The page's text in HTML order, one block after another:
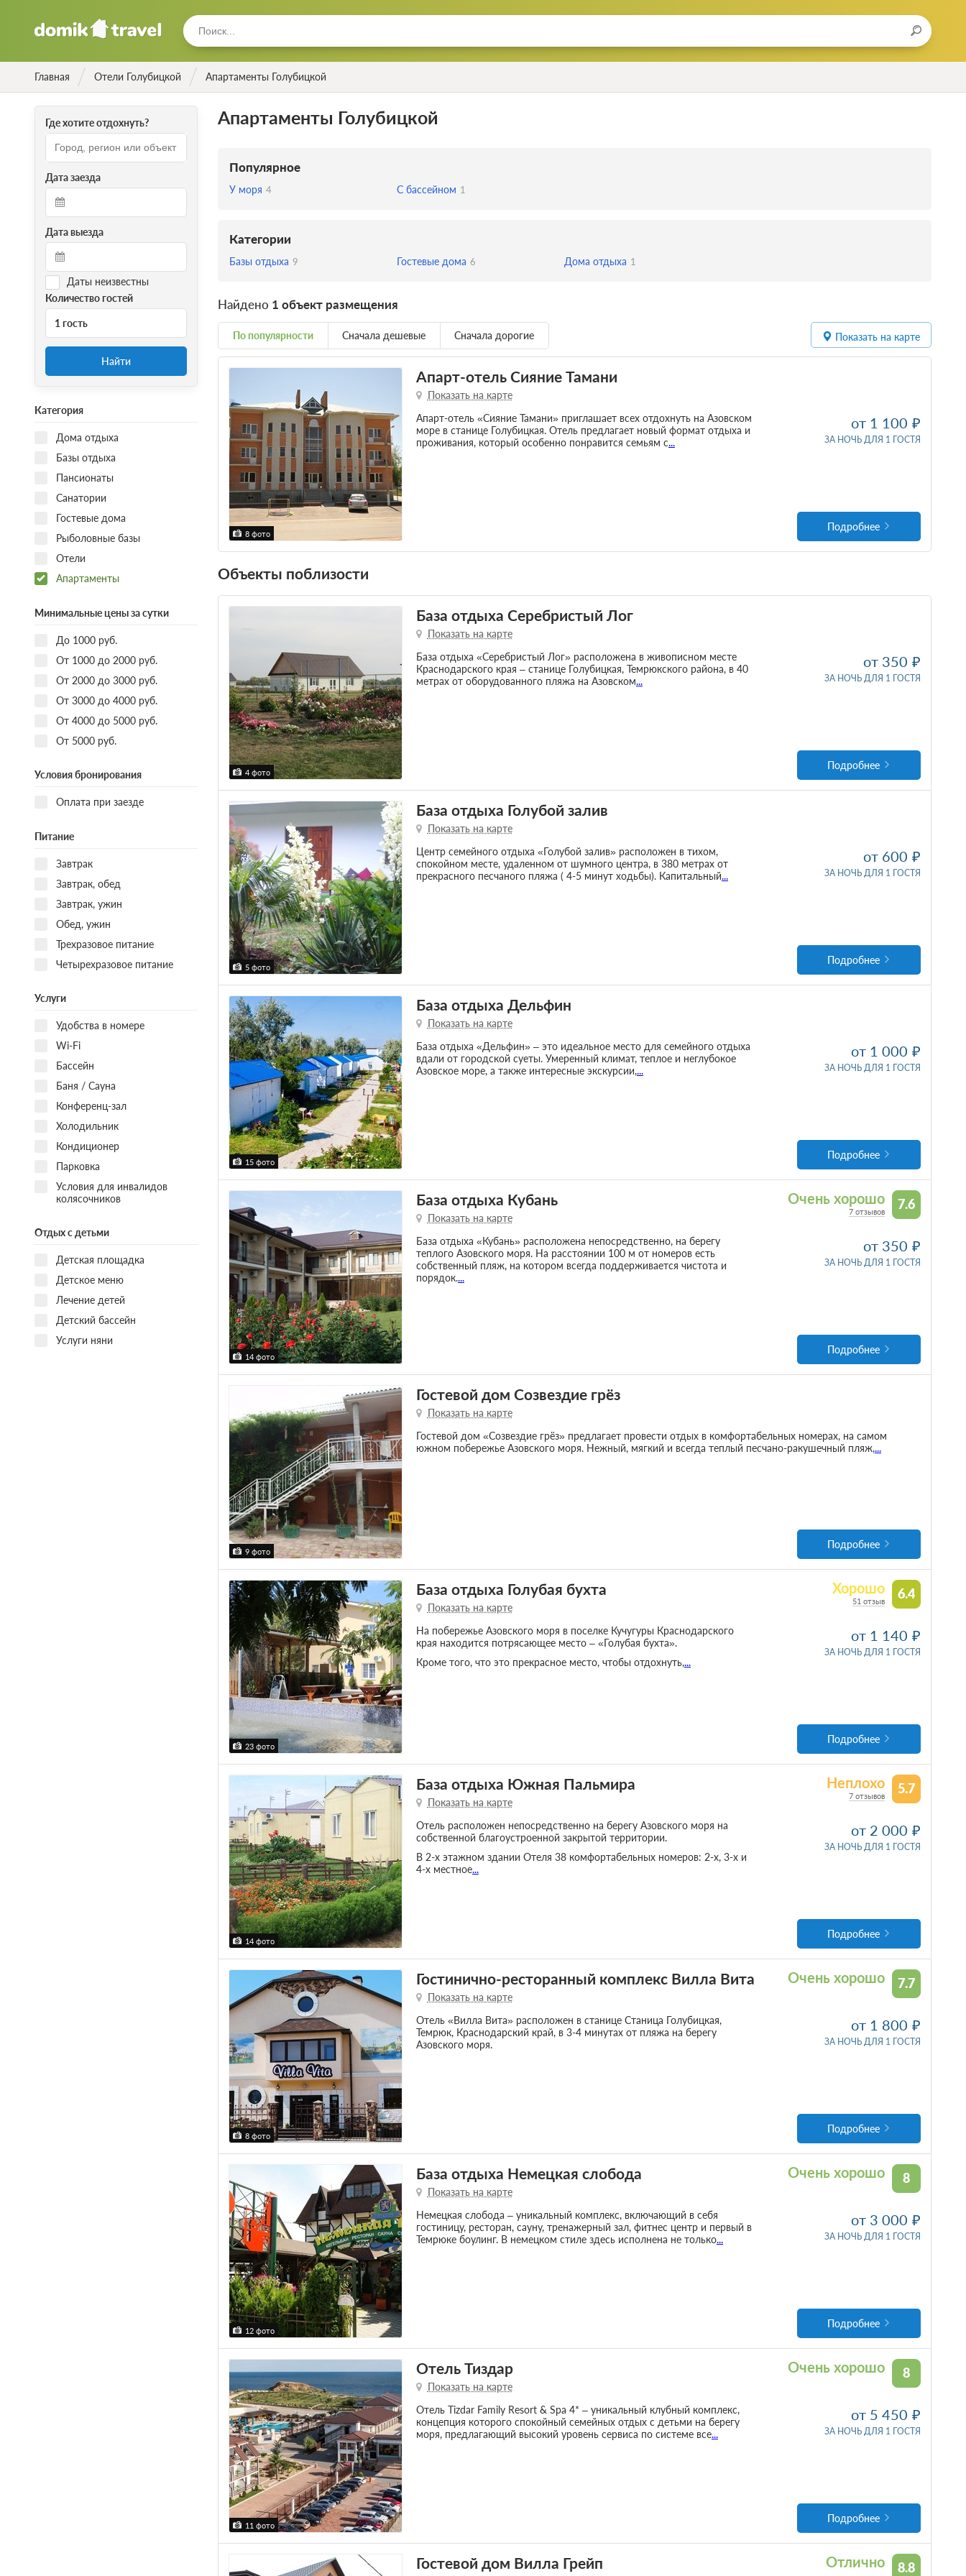
Главная Отели Голубицкой Апартаменты Голубицкой
Где хотите отдохнуть?
Дата заезда
Дата выезда
Даты неизвестны
Количество гостей
1 гость
Найти
Категория
Дома отдыха
Базы отдыха
Пансионаты
Санатории
Гостевые дома
Рыболовные базы
Отели
Апартаменты
Минимальные цены за сутки
До 1000 руб.
От 1000 до 2000 руб.
От 2000 до 3000 руб.
От 3000 до 4000 руб.
От 4000 до 5000 руб.
От 5000 руб.
Условия бронирования
Оплата при заезде
Питание
Завтрак
Завтрак, обед
Завтрак, ужин
Обед, ужин
Трехразовое питание
Четырехразовое питание
Услуги
Удобства в номере
Wi-Fi
Бассейн
Баня / Сауна
Конференц-зал
Холодильник
Кондиционер
Парковка
Условия для инвалидов
колясочников
Отдых с детьми
Детская площадка
Детское меню
Лечение детей
Детский бассейн
Услуги няни
Апартаменты Голубицкой
Популярное
У моря 4 С бассейном 1
Категории
Базы отдыха 9 Гостевые дома 6 Дома отдыха 1
Найдено 1 объект размещения
По популярности Сначала дешевые Сначала дорогие Показать на карте
8 фото
Апарт-отель Сияние Тамани
Показать на карте
Апарт-отель «Сияние Тамани» приглашает всех отдохнуть на Азовском
море в станице Голубицкая. Отель предлагает новый формат отдыха и
проживания, который особенно понравится семьям с...
от 1 100
ЗА НОЧЬ ДЛЯ 1 ГОСТЯ
Подробнее
Объекты поблизости
4 фото
База отдыха Серебристый Лог
Показать на карте
База отдыха «Серебристый Лог» расположена в живописном месте
Краснодарского края – станице Голубицкая, Темрюкского района, в 40
метрах от оборудованного пляжа на Азовском...
от 350
ЗА НОЧЬ ДЛЯ 1 ГОСТЯ
Подробнее
5 фото
База отдыха Голубой залив
Показать на карте
Центр семейного отдыха «Голубой залив» расположен в тихом,
спокойном месте, удаленном от шумного центра, в 380 метрах от
прекрасного песчаного пляжа ( 4-5 минут ходьбы). Капитальный...
от 600
ЗА НОЧЬ ДЛЯ 1 ГОСТЯ
Подробнее
15 фото
База отдыха Дельфин
Показать на карте
База отдыха «Дельфин» – это идеальное место для семейного отдыха
вдали от городской суеты. Умеренный климат, теплое и неглубокое
Азовское море, а также интересные экскурсии,...
от 1 000
ЗА НОЧЬ ДЛЯ 1 ГОСТЯ
Подробнее
14 фото
7.6
Очень хорошо
7 отзывов
База отдыха Кубань
Показать на карте
База отдыха «Кубань» расположена непосредственно, на берегу
теплого Азовского моря. На расстоянии 100 м от номеров есть
собственный пляж, на котором всегда поддерживается чистота и
порядок....
от 350
ЗА НОЧЬ ДЛЯ 1 ГОСТЯ
Подробнее
9 фото
Гостевой дом Созвездие грёз
Показать на карте
Гостевой дом «Созвездие грёз» предлагает провести отдых в комфортабельных номерах, на самом
южном побережье Азовского моря. Нежный, мягкий и всегда теплый песчано-ракушечный пляж,...
Подробнее
23 фото
6.4
Хорошо
51 отзыв
База отдыха Голубая бухта
Показать на карте
На побережье Азовского моря в поселке Кучугуры Краснодарского
края находится потрясающее место – «Голубая бухта».
Кроме того, что это прекрасное место, чтобы отдохнуть,...
от 1 140
ЗА НОЧЬ ДЛЯ 1 ГОСТЯ
Подробнее
14 фото
5.7
Неплохо
7 отзывов
База отдыха Южная Пальмира
Показать на карте
Отель расположен непосредственно на берегу Азовского моря на
собственной благоустроенной закрытой территории.
В 2-х этажном здании Отеля 38 комфортабельных номеров: 2-х, 3-х и
4-х местное...
от 2 000
ЗА НОЧЬ ДЛЯ 1 ГОСТЯ
Подробнее
8 фото
7.7
Очень хорошо
Гостинично-ресторанный комплекс Вилла Вита
Показать на карте
Отель «Вилла Вита» расположен в станице Станица Голубицкая,
Темрюк, Краснодарский край, в 3-4 минутах от пляжа на берегу
Азовского моря.
от 1 800
ЗА НОЧЬ ДЛЯ 1 ГОСТЯ
Подробнее
12 фото
8
Очень хорошо
База отдыха Немецкая слобода
Показать на карте
Немецкая слобода – уникальный комплекс, включающий в себя
гостиницу, ресторан, сауну, тренажерный зал, фитнес центр и первый в
Темрюке боулинг. В немецком стиле здесь исполнена не только...
от 3 000
ЗА НОЧЬ ДЛЯ 1 ГОСТЯ
Подробнее
11 фото
8
Очень хорошо
Отель Тиздар
Показать на карте
Отель Tizdar Family Resort & Spa 4* – уникальный клубный комплекс,
концепция которого спокойный семейных отдых с детьми на берегу
моря, предлагающий высокий уровень сервиса по системе все...
от 5 450
ЗА НОЧЬ ДЛЯ 1 ГОСТЯ
Подробнее
8.8
Отлично
Гостевой дом Вилла Грейп